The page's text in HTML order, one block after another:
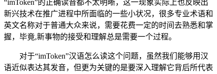
“imToken”的正确读音都不太明晰，这一现象实际上也反映出
新兴技术在推广进程中所面临的一些小状况，很多专业术语和
英文名称对于普通大众来说，需要花费一定的时间去熟悉和掌
握，毕竟,新事物的接受和理解总是需要一个过程。
对于“imToken”汉语怎么读这个问题，虽然我们能够用汉
语近似表达其发音，但更为关键的是要深入理解它背后所代表